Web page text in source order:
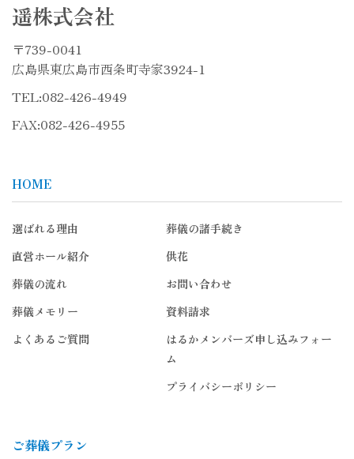
遥株式会社
〒739-0041
広島県東広島市西条町寺家3924-1
TEL:082-426-4949
FAX:082-426-4955
HOME
選ばれる理由
直営ホール紹介
葬儀の流れ
葬儀メモリー
よくあるご質問
葬儀の諸手続き
供花
お問い合わせ
資料請求
はるかメンバーズ申し込みフォー
ム
プライバシーポリシー
ご葬儀プラン